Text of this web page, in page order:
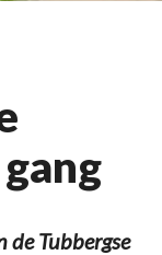
de Tubbergse